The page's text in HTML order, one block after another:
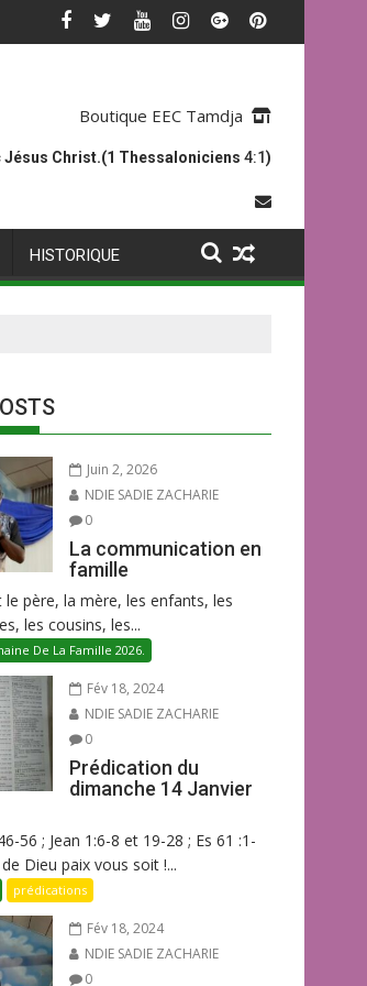
Boutique EEC Tamdja
Christ.(1 Thessaloniciens 4:1)
HISTORIQUE
Juin 2, 2026
NDIE SADIE ZACHARIE
0
La communication en
famille
le père, la mère, les enfants, les
les cousins, les...
De La Famille 2026.
Fév 18, 2024
NDIE SADIE ZACHARIE
0
Prédication du
dimanche 14 Janvier
56 ; Jean 1:6-8 et 19-28 ; Es 61 :1-
Dieu paix vous soit !...
prédications
Fév 18, 2024
NDIE SADIE ZACHARIE
0